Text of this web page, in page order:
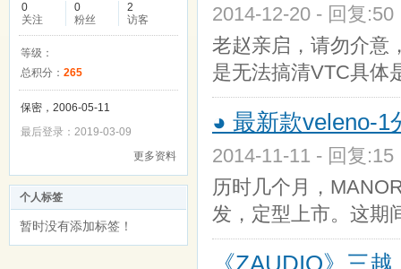
0
关注
0
粉丝
2
访客
等级：
总积分： 265
保密，2006-05-11
最后登录：2019-03-09
更多资料
个人标签
暂时没有添加标签！
2014-12-20 - 回复
老赵亲启，请勿介意
是无法搞清VTC具体
◕ 最新款veleno-1
2014-11-11 - 回复
历时几个月，
发，定型上市。这期
《ZAUDIO》三